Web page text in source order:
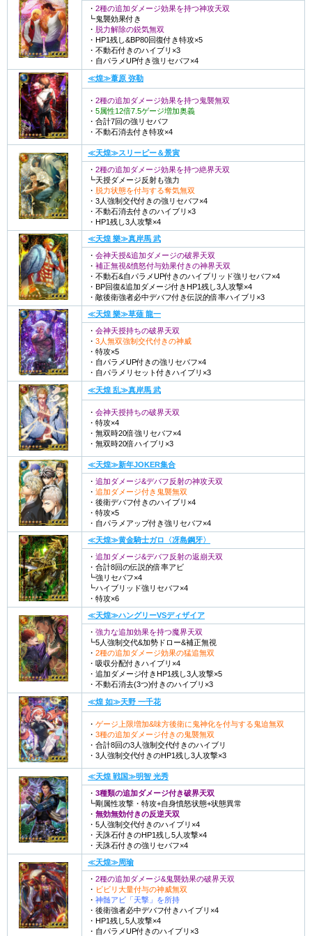
・ 2種の追加ダメージ効果を持つ神攻天双
┗鬼襲効果付き
・ 脱力解除の鋭気無双
・HP1残し&BP80回復付き特攻×5
・不動石付きのハイブリ×3
・自パラメUP付き強リセバフ×4
≪煌≫葦原 弥勒
・ 2種の追加ダメージ効果を持つ鬼襲無双
・ 5属性12倍7.5ゲージ増加奥義
・合計7回の強リセバフ
・不動石消去付き特攻×4
≪天煌≫スリーピー＆景寅
・ 2種の追加ダメージ効果を持つ絶界天双
┗天授ダメージ反射も強力
・ 脱力状態を付与する奪気無双
・3人強制交代付きの強リセバフ×4
・不動石消去付きのハイブリ×3
・HP1残し3人攻撃×4
≪天煌 樂≫真岸馬 武
・ 会神天授&追加ダメージの破界天双
・ 補正無視&憤怒付与効果付きの神界天双
・不動石&自パラメUP付きのハイブリッド強リセバフ×4
・BP回復&追加ダメージ付きHP1残し3人攻撃×4
・敵後衛強者必中デバフ付き伝説的倍率ハイブリ×3
≪天煌 樂≫草薙 龍一
・ 会神天授持ちの破界天双
・ 3人無双強制交代付きの神威
・特攻×5
・自パラメUP付きの強リセバフ×4
・自パラメリセット付きハイブリ×3
≪天煌 乱≫真岸馬 武
・ 会神天授持ちの破界天双
・特攻×4
・無双時20倍強リセバフ×4
・無双時20倍ハイブリ×3
≪天煌≫新年JOKER集合
・ 追加ダメージ&デバフ反射の神攻天双
・ 追加ダメージ付き鬼襲無双
・後衛デバフ付きのハイブリ×4
・特攻×5
・自パラメアップ付き強リセバフ×4
≪天煌≫黄金騎士ガロ〈冴島鋼牙〉
・ 追加ダメージ&デバフ反射の返崩天双
・合計8回の伝説的倍率アビ
┗強リセバフ×4
┗ハイブリッド強リセバフ×4
・特攻×6
≪天煌≫ハングリーVSディザイア
・ 強力な追加効果を持つ魔界天双
┗5人強制交代&加勢ドロー&補正無視
・ 2種の追加ダメージ効果の猛追無双
・吸収分配付きハイブリ×4
・追加ダメージ付きHP1残し3人攻撃×5
・不動石消去(3つ)付きのハイブリ×3
≪煌 如≫天野 一千花
・ ゲージ上限増加&味方後衛に鬼神化を付与する鬼迫無双
・ 3種の追加ダメージ付きの鬼襲無双
・合計8回の3人強制交代付きのハイブリ
・3人強制交代付きのHP1残し3人攻撃×3
≪天煌 戦国≫明智 光秀
・ 3種類の追加ダメージ付き破界天双
┗剛属性攻撃・特攻+自身憤怒状態+状態異常
・ 無効無効付きの反逆天双
・5人強制交代付きのハイブリ×4
・天誅石付きのHP1残し5人攻撃×4
・天誅石付きの強リセバフ×4
≪天煌≫周瑜
・ 2種の追加ダメージ&鬼襲効果の破界天双
・ ビビリ大量付与の神威無双
・ 神髄アビ「天撃」を所持
・後衛強者必中デバフ付きハイブリ×4
・HP1残し5人攻撃×4
・自パラメUP付きのハイブリ×3